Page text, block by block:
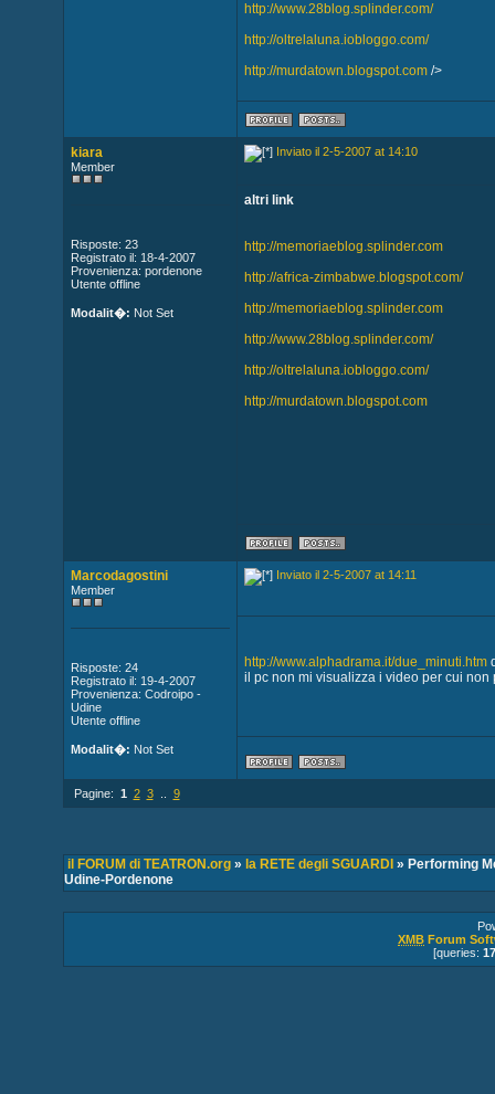
http://www.28blog.splinder.com/
http://oltrelaluna.iobloggo.com/
http://murdatown.blogspot.com/>
kiara
Member
Risposte: 23
Registrato il: 18-4-2007
Provenienza: pordenone
Utente offline
Modalit�: Not Set
Inviato il 2-5-2007 at 14:10
altri link
http://memoriaeblog.splinder.com
http://africa-zimbabwe.blogspot.com/
http://memoriaeblog.splinder.com
http://www.28blog.splinder.com/
http://oltrelaluna.iobloggo.com/
http://murdatown.blogspot.com
Marcodagostini
Member
Risposte: 24
Registrato il: 19-4-2007
Provenienza: Codroipo -
Udine
Utente offline
Modalit�: Not Set
Inviato il 2-5-2007 at 14:11
http://www.alphadrama.it/due_minuti.htm
il pc non mi visualizza i video per cui
Pagine: 1 2 3.. 9
il FORUM di TEATRON.org» la RETE degli SGUARDI » Performing
Udine-Pordenone
XMB Forum
[queries: 17